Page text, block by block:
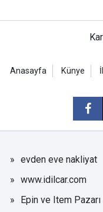
Anasayfa Künye
evden eve nakliyat
www.idilcar.com
Epin ve Item Pazarı